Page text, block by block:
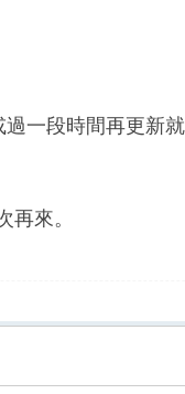
一段時間再更新
來。